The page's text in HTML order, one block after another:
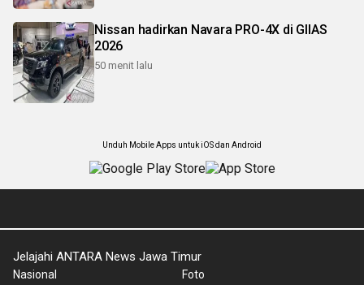
Nissan hadirkan Navara PRO-4X di GIIAS
2026
50 menit lalu
Unduh Mobile Apps untuk iOS dan Android
Jelajahi ANTARA News Jawa Timur
Nasional Foto